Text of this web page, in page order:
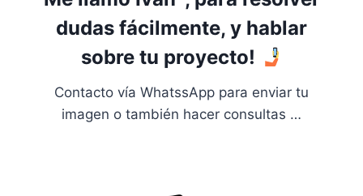
dudas fácilmente, y hablar
sobre tu proyecto!
Contacto vía WhatssApp para enviar tu
imagen o también hacer consultas …